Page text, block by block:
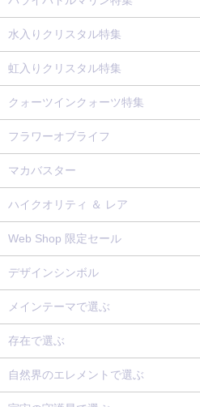
水入りクリスタル特集
虹入りクリスタル特集
クォーツインクォーツ特集
フラワーオブライフ
マカバスター
ハイクオリティ ＆ レア
Web Shop 限定セール
デザインシンボル
メインテーマで選ぶ
存在で選ぶ
自然界のエレメントで選ぶ